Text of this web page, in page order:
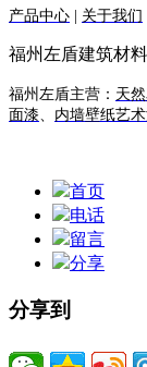
产品中心 关于我们
福州左盾建筑材
福州左盾主营： 天
面漆、 内墙壁纸艺
首页
电话
留言
分享
分享到